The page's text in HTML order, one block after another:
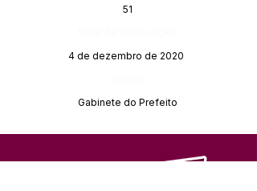
51
4 de dezembro de 2020
Gabinete do Prefeito